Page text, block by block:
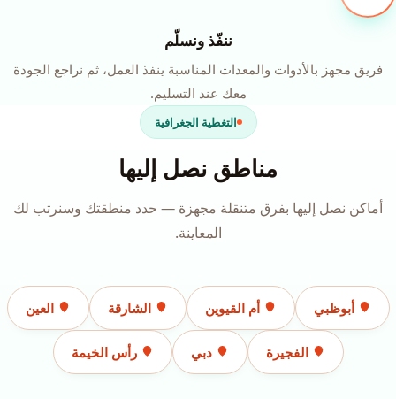
ننفّذ ونسلّم
فريق مجهز بالأدوات والمعدات المناسبة ينفذ العمل، ثم نراجع الجودة
معك عند التسليم.
التغطية الجغرافية
مناطق نصل إليها
أماكن نصل إليها بفرق متنقلة مجهزة — حدد منطقتك وسنرتب لك
المعاينة.
أبوظبي أم القيوين الشارقة العين
الفجيرة دبي رأس الخيمة